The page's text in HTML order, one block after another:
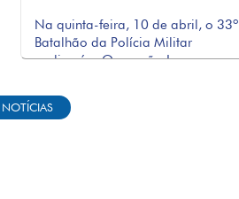
Na quinta-feira, 10 de abril, o 33º
Batalhão da Polícia Militar
realizará a Operação I ...